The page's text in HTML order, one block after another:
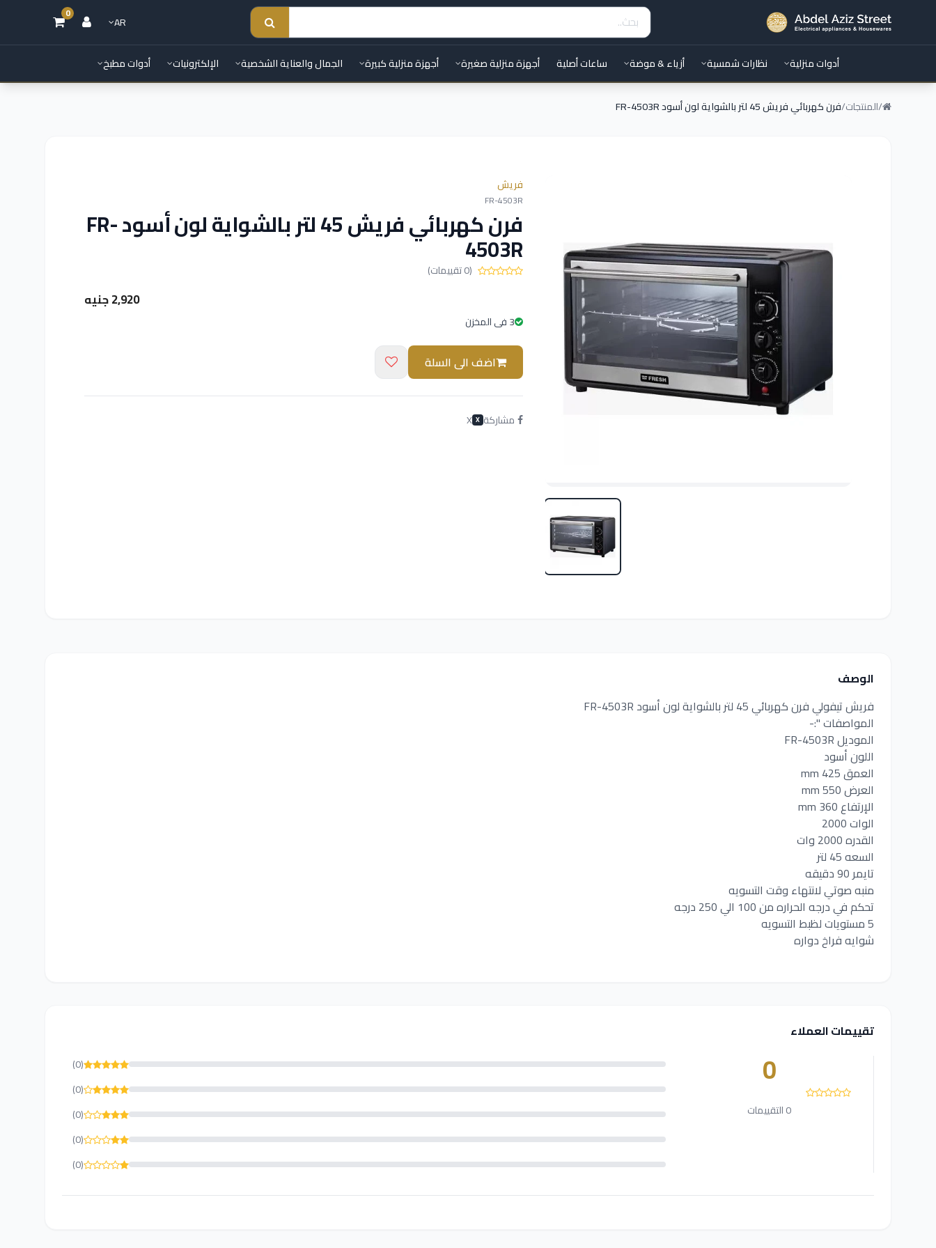
AR
0
أدوات منزلية نظارات شمسية أزياء & موضة ساعات أصلية أجهزة منزلية صغيرة أجهزة منزلية كبيرة الجمال والعناية الشخصية الإلكترونيات أدوات مطبخ
/المنتجات/فرن كهربائي فريش 45 لتر بالشواية لون أسود FR-4503R
فريش
FR-4503R
فرن كهربائي فريش 45 لتر بالشواية لون أسود FR-
4503R
(0 تقييمات)
2,920 جنيه
3 فى المخزن
اضف الى السلة
مشاركة X
X
الوصف
فريش تيفولي فرن كهربائي 45 لتر بالشواية لون أسود FR-4503R
المواصفات ":-
الموديل FR-4503R
اللون أسود
العمق 425 mm
العرض 550 mm
الإرتفاع 360 mm
الوات 2000
القدره 2000 وات
السعه 45 لتر
تايمر 90 دقيقه
منبه صوتي لانتهاء وقت التسويه
تحكم في درجه الحراره من 100 الي 250 درجه
5 مستويات لظبط التسويه
شوايه فراخ دواره
تقييمات العملاء
0
0 التقييمات
(0)
(0)
(0)
(0)
(0)